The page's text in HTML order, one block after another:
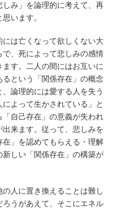
み」を論理的に考えて、再
います。
は亡くなって欲しくない大
、死によって悲しみの感情
す。二人の間にはお互いに
という「関係存在」の概念
論理的には愛する人を失う
よって生かされている」と
自己存在」の意義が失われ
来ます。従って、悲しみを
」を認めてもらえる・理解
新しい「関係存在」の構築が
人に置き換えることは難し
ろうがあえて、そこにエネル